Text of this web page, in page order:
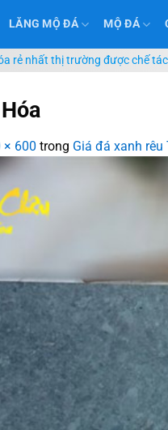
LĂNG MỘ ĐÁ MỘ ĐÁ
rẻ nhất thị trường được chế
× 600 trong Giá đá xanh